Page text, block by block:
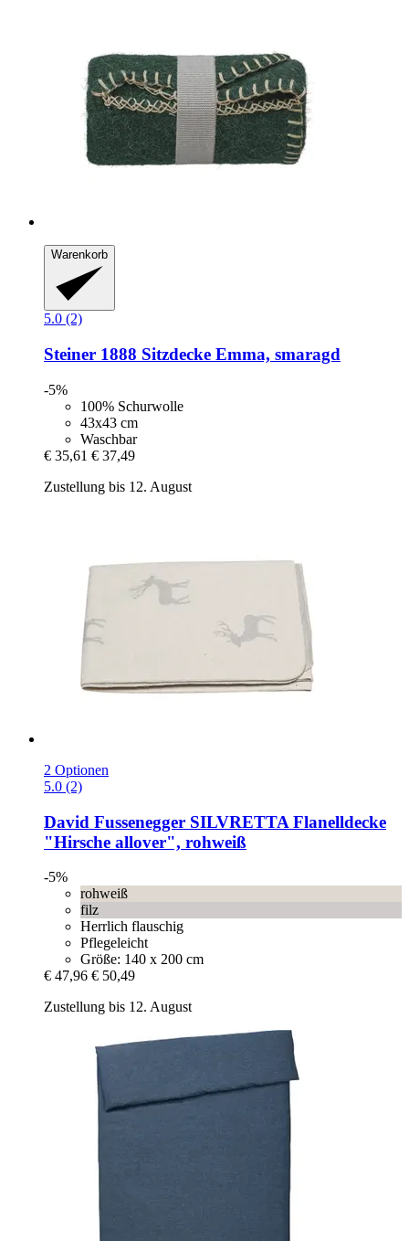
Warenkorb
5.0 (2)
Steiner 1888 Sitzdecke Emma, smaragd
-5%
100% Schurwolle
43x43 cm
Waschbar
€ 35,61 € 37,49
Zustellung bis 12. August
2 Optionen
5.0 (2)
David Fussenegger SILVRETTA Flanelldecke
"Hirsche allover", rohweiß
-5%
rohweiß
filz
Herrlich flauschig
Pflegeleicht
Größe: 140 x 200 cm
€ 47,96 € 50,49
Zustellung bis 12. August